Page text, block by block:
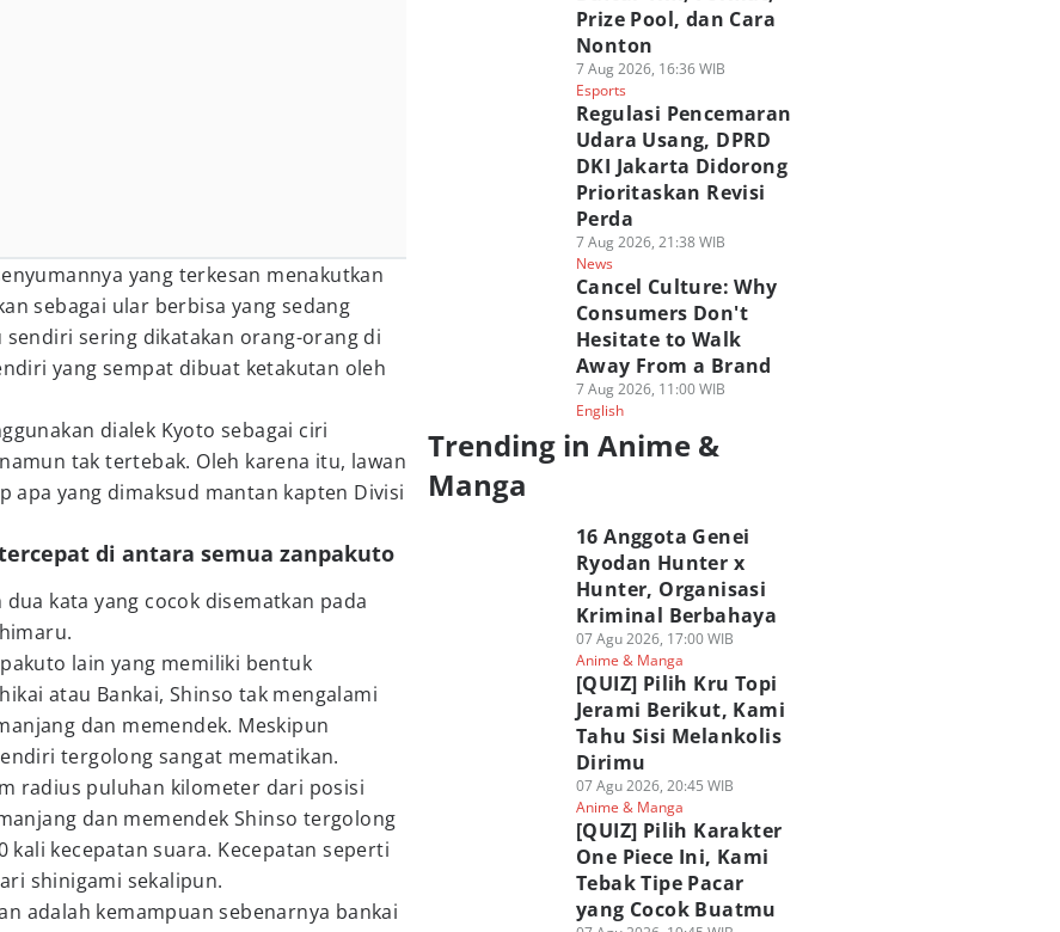
yang terkesan menakutkan
sebagai ular berbisa yang sedang
sering dikatakan orang-orang di
yang sempat dibuat ketakutan oleh
dialek Kyoto sebagai ciri
tak tertebak. Oleh karena itu, lawan
apa yang dimaksud mantan kapten Divisi
di antara semua zanpakuto
kata yang cocok disematkan pada
lain yang memiliki bentuk
atau Bankai, Shinso tak mengalami
dan memendek. Meskipun
tergolong sangat mematikan.
radius puluhan kilometer dari posisi
dan memendek Shinso tergolong
kali kecepatan suara. Kecepatan seperti
shinigami sekalipun.
adalah kemampuan sebenarnya bankai
Prize Pool, dan Cara
Nonton
7 Aug 2026, 16:36 WIB
Esports
Regulasi Pencemaran
Udara Usang, DPRD
DKI Jakarta Didorong
Prioritaskan Revisi
Perda
7 Aug 2026, 21:38 WIB
News
Cancel Culture: Why
Consumers Don't
Hesitate to Walk
Away From a Brand
7 Aug 2026, 11:00 WIB
English
Trending in Anime &
Manga
16 Anggota Genei
Ryodan Hunter x
Hunter, Organisasi
Kriminal Berbahaya
07 Agu 2026, 17:00 WIB
Anime & Manga
[QUIZ] Pilih Kru Topi
Jerami Berikut, Kami
Tahu Sisi Melankolis
Dirimu
07 Agu 2026, 20:45 WIB
Anime & Manga
[QUIZ] Pilih Karakter
One Piece Ini, Kami
Tebak Tipe Pacar
yang Cocok Buatmu